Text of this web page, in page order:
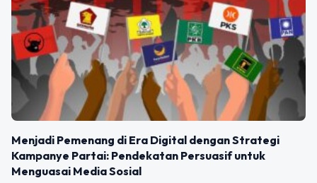
Menjadi Pemenang di Era Digital dengan Strategi
Kampanye Partai: Pendekatan Persuasif untuk
Menguasai Media Sosial